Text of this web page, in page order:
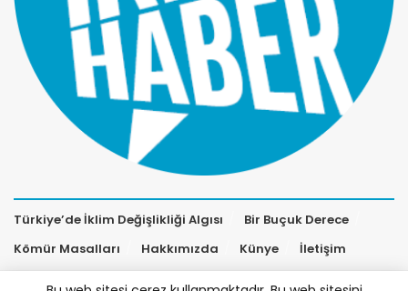
Türkiye’de İklim Değişlikliği Algısı
Bir Buçuk Derece
Kömür Masalları
Hakkımızda Künye İletişim